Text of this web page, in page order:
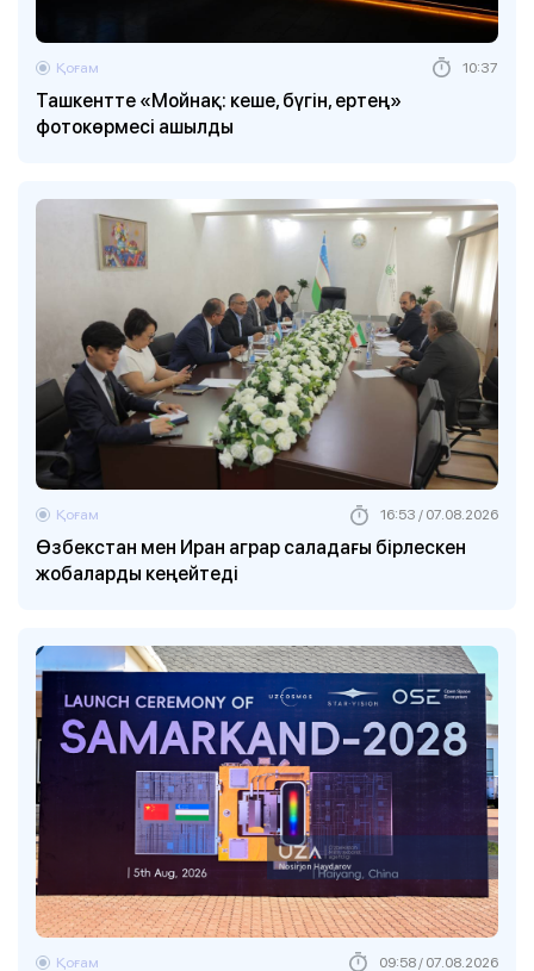
Ташкентте «Мойнақ: кеше, бүгін, ертең»
фотокөрмесі ашылды
Қоғам 10:37
Өзбекстан мен Иран аграр саладағы бірлескен
жобаларды кеңейтеді
Қоғам 16:53 / 07.08.2026
Қоғам 09:58 / 07.08.2026